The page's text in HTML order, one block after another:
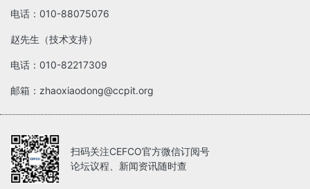
电话：010-88075076
赵先生（技术支持）
电话：010-82217309
邮箱：zhaoxiaodong@ccpit.org
扫码关注CEFCO官方微信订阅号
论坛议程、新闻资讯随时查